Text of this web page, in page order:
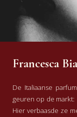
Francesca
De Italiaanse
geuren op de markt:
Hier verbaasde ze